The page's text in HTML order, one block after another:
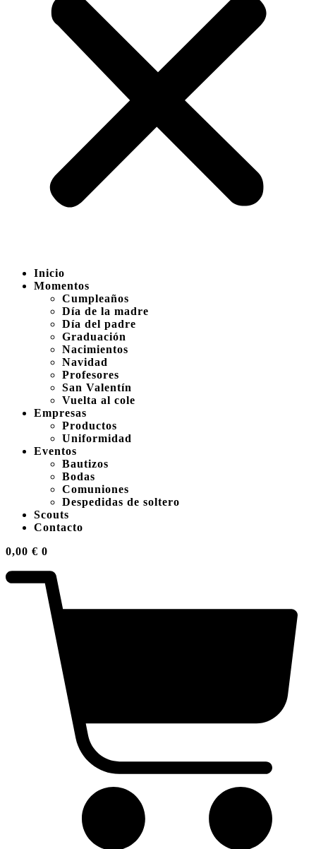
Inicio
Momentos
Cumpleaños
Día de la madre
Día del padre
Graduación
Nacimientos
Navidad
Profesores
San Valentín
Vuelta al cole
Empresas
Productos
Uniformidad
Eventos
Bautizos
Bodas
Comuniones
Despedidas de soltero
Scouts
Contacto
0,00 € 0